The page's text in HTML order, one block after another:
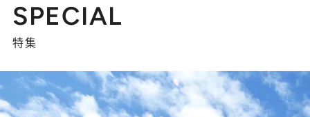
SPECIAL
特集